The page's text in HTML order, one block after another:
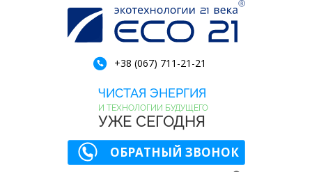
+38 (067) 711-21-21
ЧИСТАЯ ЭНЕРГИЯ
И ТЕХНОЛОГИИ БУДУЩЕГО
УЖЕ СЕГОДНЯ
ОБРАТНЫЙ ЗВОНОК